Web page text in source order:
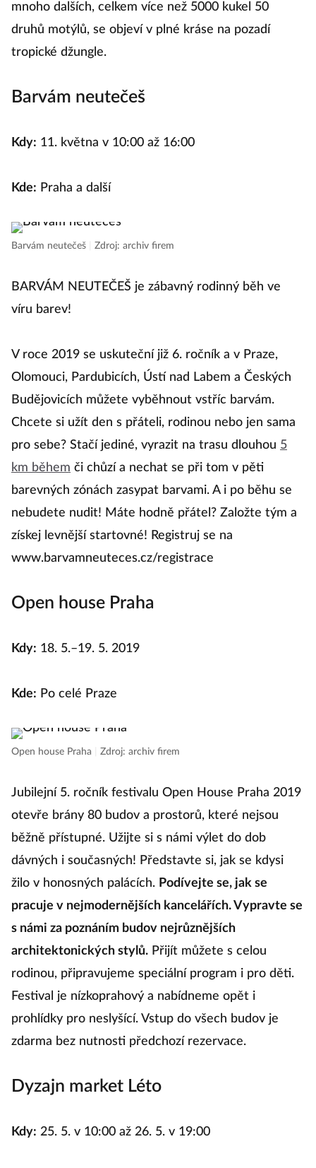
mnoho dalších, celkem více než 5000 kukel 50
druhů motýlů, se objeví v plné kráse na pozadí
tropické džungle.
Barvám neutečeš
Kdy: 11. května v 10:00 až 16:00
Kde: Praha a další
Barvám neutečeš Zdroj: archiv firem
BARVÁM NEUTEČEŠ je zábavný rodinný běh ve
víru barev!
V roce 2019 se uskuteční již 6. ročník a v Praze,
Olomouci, Pardubicích, Ústí nad Labem a Českých
Budějovicích můžete vyběhnout vstříc barvám.
Chcete si užít den s přáteli, rodinou nebo jen sama
pro sebe? Stačí jediné, vyrazit na trasu dlouhou 5
km během či chůzí a nechat se při tom v pěti
barevných zónách zasypat barvami. A i po běhu se
nebudete nudit! Máte hodně přátel? Založte tým a
získej levnější startovné! Registruj se na
www.barvamneuteces.cz/registrace
Open house Praha
Kdy: 18. 5.–19. 5. 2019
Kde: Po celé Praze
Open house Praha Zdroj: archiv firem
Jubilejní 5. ročník festivalu Open House Praha 2019
otevře brány 80 budov a prostorů, které nejsou
běžně přístupné. Užijte si s námi výlet do dob
dávných i současných! Představte si, jak se kdysi
žilo v honosných palácích. Podívejte se, jak se
pracuje v nejmodernějších kancelářích. Vypravte se
s námi za poznáním budov nejrůznějších
architektonických stylů. Přijít můžete s celou
rodinou, připravujeme speciální program i pro děti.
Festival je nízkoprahový a nabídneme opět i
prohlídky pro neslyšící. Vstup do všech budov je
zdarma bez nutnosti předchozí rezervace.
Dyzajn market Léto
Kdy: 25. 5. v 10:00 až 26. 5. v 19:00